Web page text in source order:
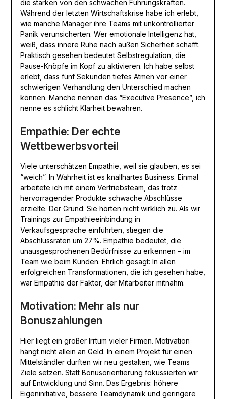
die starken von den schwachen Führungskräften.
Während der letzten Wirtschaftskrise habe ich erlebt,
wie manche Manager ihre Teams mit unkontrollierter
Panik verunsicherten. Wer emotionale Intelligenz hat,
weiß, dass innere Ruhe nach außen Sicherheit schafft.
Praktisch gesehen bedeutet Selbstregulation, die
Pause-Knöpfe im Kopf zu aktivieren. Ich habe selbst
erlebt, dass fünf Sekunden tiefes Atmen vor einer
schwierigen Verhandlung den Unterschied machen
können. Manche nennen das “Executive Presence”, ich
nenne es schlicht Klarheit bewahren.
Empathie: Der echte
Wettbewerbsvorteil
Viele unterschätzen Empathie, weil sie glauben, es sei
“weich”. In Wahrheit ist es knallhartes Business. Einmal
arbeitete ich mit einem Vertriebsteam, das trotz
hervorragender Produkte schwache Abschlüsse
erzielte. Der Grund: Sie hörten nicht wirklich zu. Als wir
Trainings zur Empathieeinbindung in
Verkaufsgespräche einführten, stiegen die
Abschlussraten um 27%. Empathie bedeutet, die
unausgesprochenen Bedürfnisse zu erkennen – im
Team wie beim Kunden. Ehrlich gesagt: In allen
erfolgreichen Transformationen, die ich gesehen habe,
war Empathie der Faktor, der Mitarbeiter mitnahm.
Motivation: Mehr als nur
Bonuszahlungen
Hier liegt ein großer Irrtum vieler Firmen. Motivation
hängt nicht allein an Geld. In einem Projekt für einen
Mittelständler durften wir neu gestalten, wie Teams
Ziele setzen. Statt Bonusorientierung fokussierten wir
auf Entwicklung und Sinn. Das Ergebnis: höhere
Eigeninitiative, bessere Teamdynamik und geringere